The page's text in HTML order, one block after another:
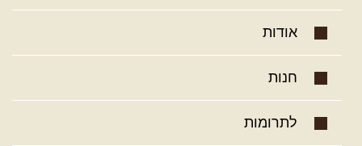
אודות
חנות
לתרומות